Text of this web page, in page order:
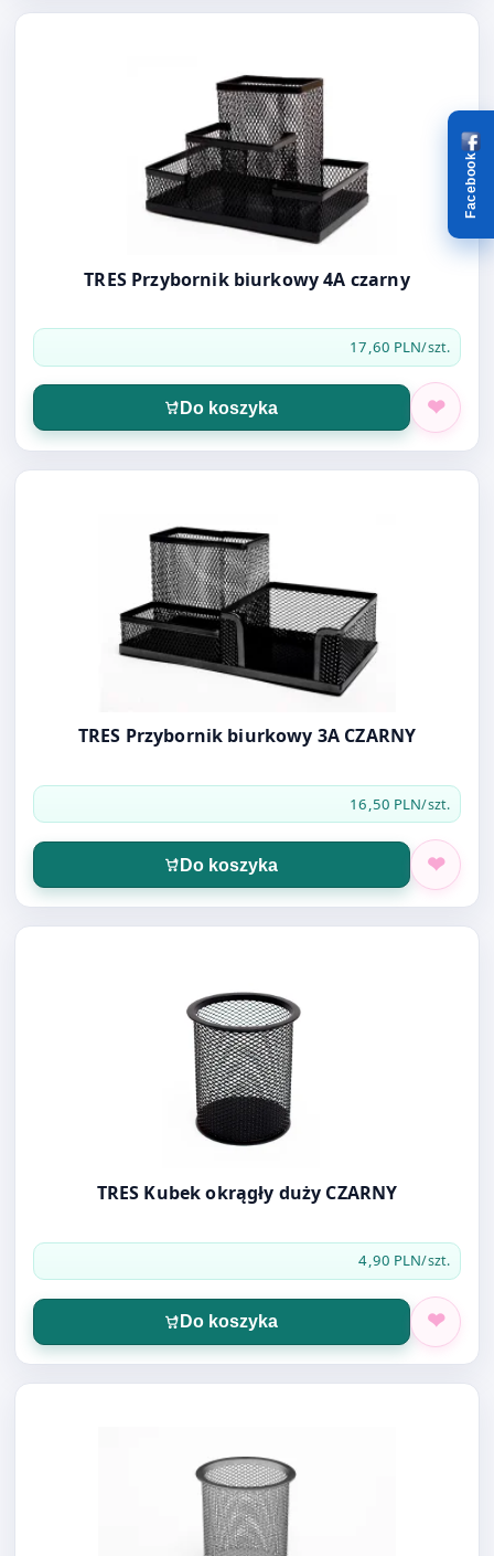
Otwórz produkt: TRES Przybornik biurkowy 4A czarny
TRES Przybornik biurkowy 4A czarny
17,60 PLN/szt.
Do koszyka
Otwórz produkt: TRES Przybornik biurkowy 3A CZARNY
TRES Przybornik biurkowy 3A CZARNY
16,50 PLN/szt.
Do koszyka
Otwórz produkt: TRES Kubek okrągły duży CZARNY
TRES Kubek okrągły duży CZARNY
4,90 PLN/szt.
Do koszyka
Otwórz produkt: TRES Kubek okrągły duży 9x10 srebrny
Facebook